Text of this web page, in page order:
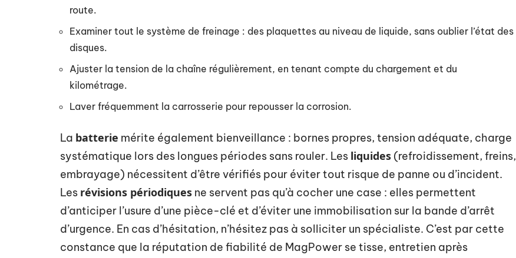
route.
Examiner tout le système de freinage : des plaquettes au niveau de liquide, sans oublier l’état des
disques.
Ajuster la tension de la chaîne régulièrement, en tenant compte du chargement et du
kilométrage.
Laver fréquemment la carrosserie pour repousser la corrosion.
La batterie mérite également bienveillance : bornes propres, tension adéquate, charge
systématique lors des longues périodes sans rouler. Les liquides (refroidissement, freins,
embrayage) nécessitent d’être vérifiés pour éviter tout risque de panne ou d’incident.
Les révisions périodiques ne servent pas qu’à cocher une case : elles permettent
d’anticiper l’usure d’une pièce-clé et d’éviter une immobilisation sur la bande d’arrêt
d’urgence. En cas d’hésitation, n’hésitez pas à solliciter un spécialiste. C’est par cette
constance que la réputation de fiabilité de MagPower se tisse, entretien après